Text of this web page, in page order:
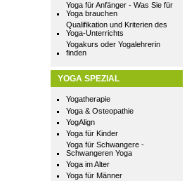
Yoga für Anfänger - Was Sie für
Yoga brauchen
Qualifikation und Kriterien des
Yoga-Unterrichts
Yogakurs oder Yogalehrerin
finden
YOGA SPEZIAL
Yogatherapie
Yoga & Osteopathie
YogAlign
Yoga für Kinder
Yoga für Schwangere -
Schwangeren Yoga
Yoga im Alter
Yoga für Männer